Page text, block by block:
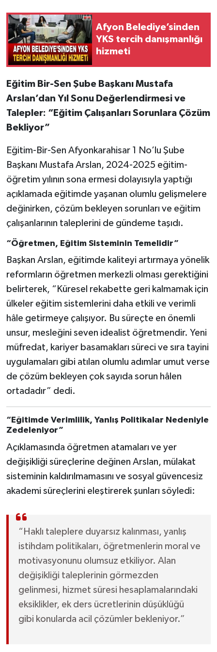
Afyon Belediye’sinden
YKS tercih danışmanlığı
hizmeti
Eğitim Bir-Sen Şube Başkanı Mustafa
Arslan’dan Yıl Sonu Değerlendirmesi ve
Talepler: “Eğitim Çalışanları Sorunlara Çözüm
Bekliyor”
Eğitim-Bir-Sen Afyonkarahisar 1 No’lu Şube
Başkanı Mustafa Arslan, 2024-2025 eğitim-
öğretim yılının sona ermesi dolayısıyla yaptığı
açıklamada eğitimde yaşanan olumlu gelişmelere
değinirken, çözüm bekleyen sorunları ve eğitim
çalışanlarının taleplerini de gündeme taşıdı.
“Öğretmen, Eğitim Sisteminin Temelidir”
Başkan Arslan, eğitimde kaliteyi artırmaya yönelik
reformların öğretmen merkezli olması gerektiğini
belirterek, “Küresel rekabette geri kalmamak için
ülkeler eğitim sistemlerini daha etkili ve verimli
hâle getirmeye çalışıyor. Bu süreçte en önemli
unsur, mesleğini seven idealist öğretmendir. Yeni
müfredat, kariyer basamakları süreci ve sıra tayini
uygulamaları gibi atılan olumlu adımlar umut verse
de çözüm bekleyen çok sayıda sorun hâlen
ortadadır” dedi.
“Eğitimde Verimlilik, Yanlış Politikalar Nedeniyle
Zedeleniyor”
Açıklamasında öğretmen atamaları ve yer
değişikliği süreçlerine değinen Arslan, mülakat
sisteminin kaldırılmamasını ve sosyal güvencesiz
akademi süreçlerini eleştirerek şunları söyledi:
“Haklı taleplere duyarsız kalınması, yanlış
istihdam politikaları, öğretmenlerin moral ve
motivasyonunu olumsuz etkiliyor. Alan
değişikliği taleplerinin görmezden
gelinmesi, hizmet süresi hesaplamalarındaki
eksiklikler, ek ders ücretlerinin düşüklüğü
gibi konularda acil çözümler bekleniyor.”